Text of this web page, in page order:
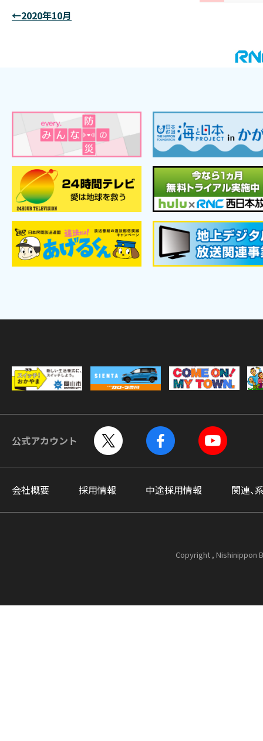
←2020年10月
公式アカウント
会社概要 採用情報 中途採用情報 関連、
Copyright , Nishinippon